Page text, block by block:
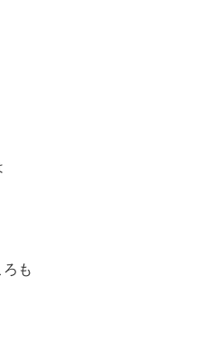
も